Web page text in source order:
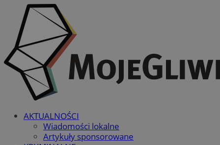
AKTUALNOŚCI
Wiadomości lokalne
Artykuły sponsorowane